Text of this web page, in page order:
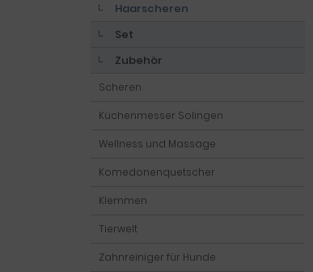
Haarscheren
Set
Zubehör
Scheren
Küchenmesser Solingen
Wellness und Massage
Komedonenquetscher
Klemmen
Tierwelt
Zahnreiniger für Hunde